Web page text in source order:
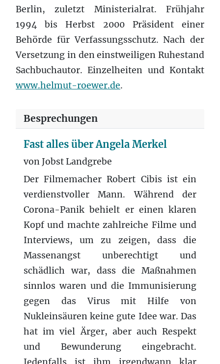
Berlin, zuletzt Ministerialrat. Frühjahr
1994 bis Herbst 2000 Präsident einer
Behörde für Verfassungsschutz. Nach der
Versetzung in den einstweiligen Ruhestand
Sachbuchautor. Einzelheiten und Kontakt
www.helmut-roewer.de.
Besprechungen
Fast alles über Angela Merkel
von Jobst Landgrebe
Der Filmemacher Robert Cibis ist ein
verdienstvoller Mann. Während der
Corona-Panik behielt er einen klaren
Kopf und machte zahlreiche Filme und
Interviews, um zu zeigen, dass die
Massenangst unberechtigt und
schädlich war, dass die Maßnahmen
sinnlos waren und die Immunisierung
gegen das Virus mit Hilfe von
Nukleinsäuren keine gute Idee war. Das
hat im viel Ärger, aber auch Respekt
und Bewunderung eingebracht.